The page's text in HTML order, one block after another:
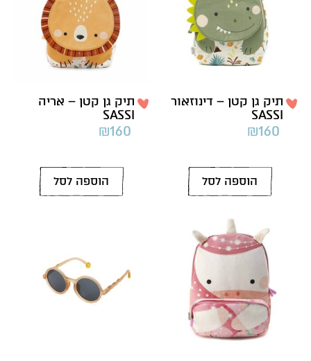
תיק גן קטן – דינוזאור
SASSI
₪160
הוספה לסל
תיק גן קטן – אריה
SASSI
₪160
הוספה לסל